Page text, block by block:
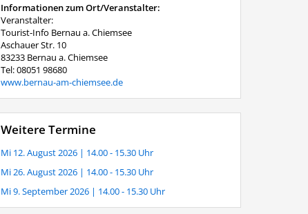
Informationen zum Ort/Veranstalter:
Veranstalter:
Tourist-Info Bernau a. Chiemsee
Aschauer Str. 10
83233 Bernau a. Chiemsee
Tel: 08051 98680
www.bernau-am-chiemsee.de
Weitere Termine
Mi 12. August 2026 | 14.00 - 15.30 Uhr
Mi 26. August 2026 | 14.00 - 15.30 Uhr
Mi 9. September 2026 | 14.00 - 15.30 Uhr